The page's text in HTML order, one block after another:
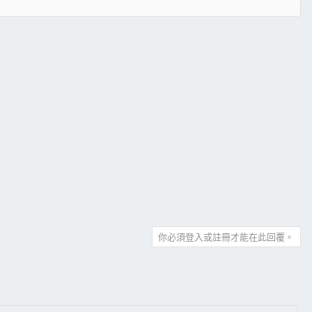
你必須登入或註冊才能在此回覆。